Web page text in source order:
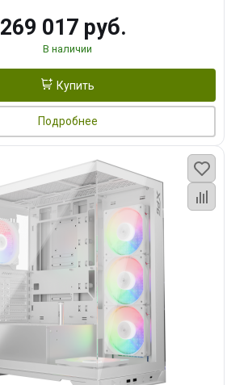
269 017 руб.
В наличии
Купить
Подробнее